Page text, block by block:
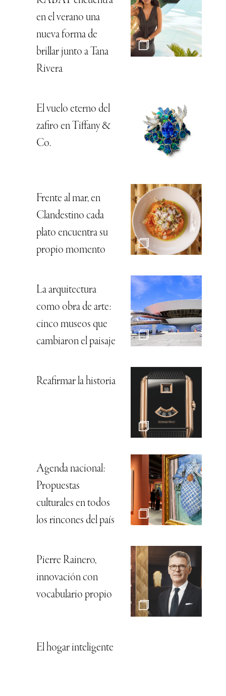
en el verano una
nueva forma de
brillar junto a Tana
Rivera
El vuelo eterno del
zafiro en Tiffany &
Co.
Frente al mar, en
Clandestino cada
plato encuentra su
propio momento
La arquitectura
como obra de arte:
cinco museos que
cambiaron el paisaje
Reafirmar la historia
Agenda nacional:
Propuestas
culturales en todos
los rincones del país
Pierre Rainero,
innovación con
vocabulario propio
El hogar inteligente